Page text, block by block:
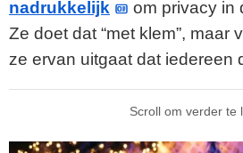
nadrukkelijk
om privacy in
Ze doet dat “met klem”, maar
ze ervan uitgaat dat iedereen
Scroll om verder te